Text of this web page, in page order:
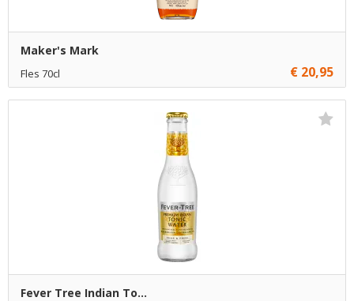
Maker's Mark
Fles 70cl € 20,95
Fever Tree Indian To...